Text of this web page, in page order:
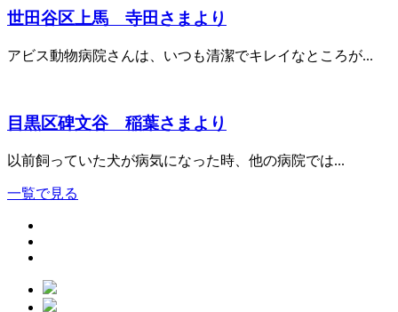
世田谷区上馬 寺田さまより
アビス動物病院さんは、いつも清潔でキレイなところが...
目黒区碑文谷 稲葉さまより
以前飼っていた犬が病気になった時、他の病院では...
一覧で見る